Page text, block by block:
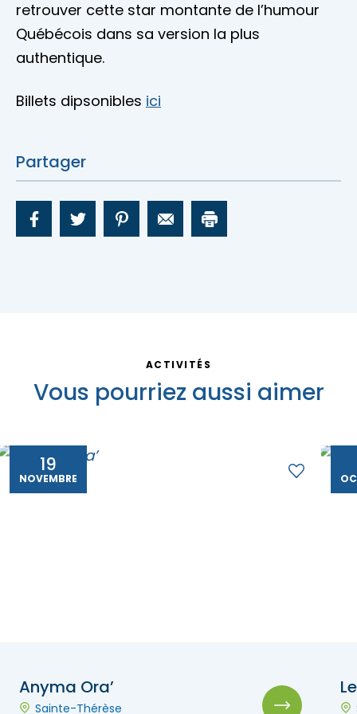
retrouver cette star montante de l’humour
Québécois dans sa version la plus
authentique.
Billets dipsonibles ici
Partager
ACTIVITÉS
Vous pourriez aussi aimer
Anyma Ora’
Sainte-Thérèse
19
NOVEMBRE